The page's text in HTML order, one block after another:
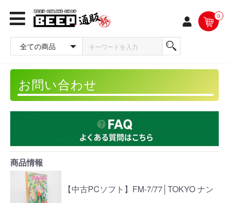
0
お問い合わせ
商品情報
【中古PCソフト】FM-7/77│TOKYO ナン